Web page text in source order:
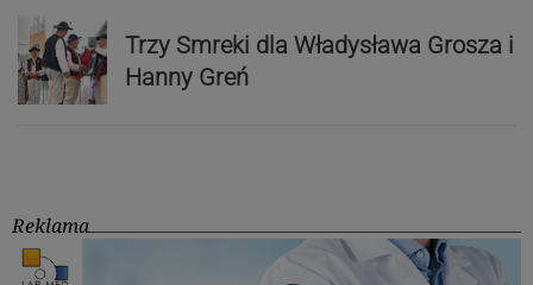
Trzy Smreki dla Władysława Grosza i
Hanny Greń
Reklama